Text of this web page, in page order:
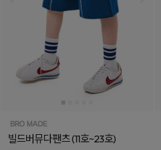
빌드버뮤다팬츠(11호~23호)